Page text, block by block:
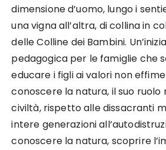
dimensione d’uomo, lungo i
una vigna all’altra, di collina in
delle Colline dei Bambini.
pedagogica per le famiglie che
educare i figli ai valori non
conoscere la natura, il suo ruolo
civiltà, rispetto alle dissacranti
intere generazioni
conoscere la natura, scoprire